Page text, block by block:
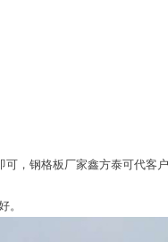
，钢格板厂家鑫方泰可代客
。